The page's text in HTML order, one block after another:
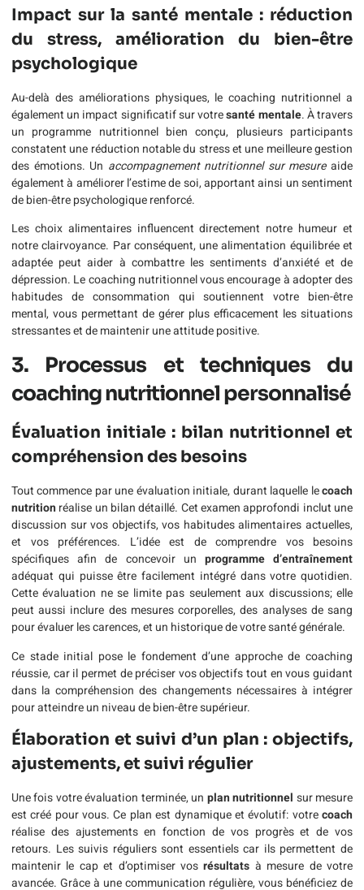
Impact sur la santé mentale : réduction
du stress, amélioration du bien-être
psychologique
Au-delà des améliorations physiques, le coaching nutritionnel a
également un impact significatif sur votresanté mentale. À travers
un programme nutritionnel bien conçu, plusieurs participants
constatent une réduction notable du stress et une meilleure gestion
des émotions. Un accompagnement nutritionnel sur mesureaide
également à améliorer l’estime de soi, apportant ainsi un sentiment
de bien-être psychologique renforcé.
Les choix alimentaires influencent directement notre humeur et
notre clairvoyance. Par conséquent, une alimentation équilibrée et
adaptée peut aider à combattre les sentiments d’anxiété et de
dépression. Le coaching nutritionnel vous encourage à adopter des
habitudes de consommation qui soutiennent votre bien-être
mental, vous permettant de gérer plus efficacement les situations
stressantes et de maintenir une attitude positive.
3. Processus et techniques du
coaching nutritionnel personnalisé
Évaluation initiale : bilan nutritionnel et
compréhension des besoins
Tout commence par une évaluation initiale, durant laquelle lecoach
nutrition réalise un bilan détaillé. Cet examen approfondi inclut une
discussion sur vos objectifs, vos habitudes alimentaires actuelles,
et vos préférences. L’idée est de comprendre vos besoins
spécifiques afin de concevoir un programme d’entraînement
adéquat qui puisse être facilement intégré dans votre quotidien.
Cette évaluation ne se limite pas seulement aux discussions; elle
peut aussi inclure des mesures corporelles, des analyses de sang
pour évaluer les carences, et un historique de votre santé générale.
Ce stade initial pose le fondement d’une approche de coaching
réussie, car il permet de préciser vos objectifs tout en vous guidant
dans la compréhension des changements nécessaires à intégrer
pour atteindre un niveau de bien-être supérieur.
Élaboration et suivi d’un plan : objectifs,
ajustements, et suivi régulier
Une fois votre évaluation terminée, un plan nutritionnel sur mesure
est créé pour vous. Ce plan est dynamique et évolutif: votrecoach
réalise des ajustements en fonction de vos progrès et de vos
retours. Les suivis réguliers sont essentiels car ils permettent de
maintenir le cap et d’optimiser vosrésultats à mesure de votre
avancée. Grâce à une communication régulière, vous bénéficiez de